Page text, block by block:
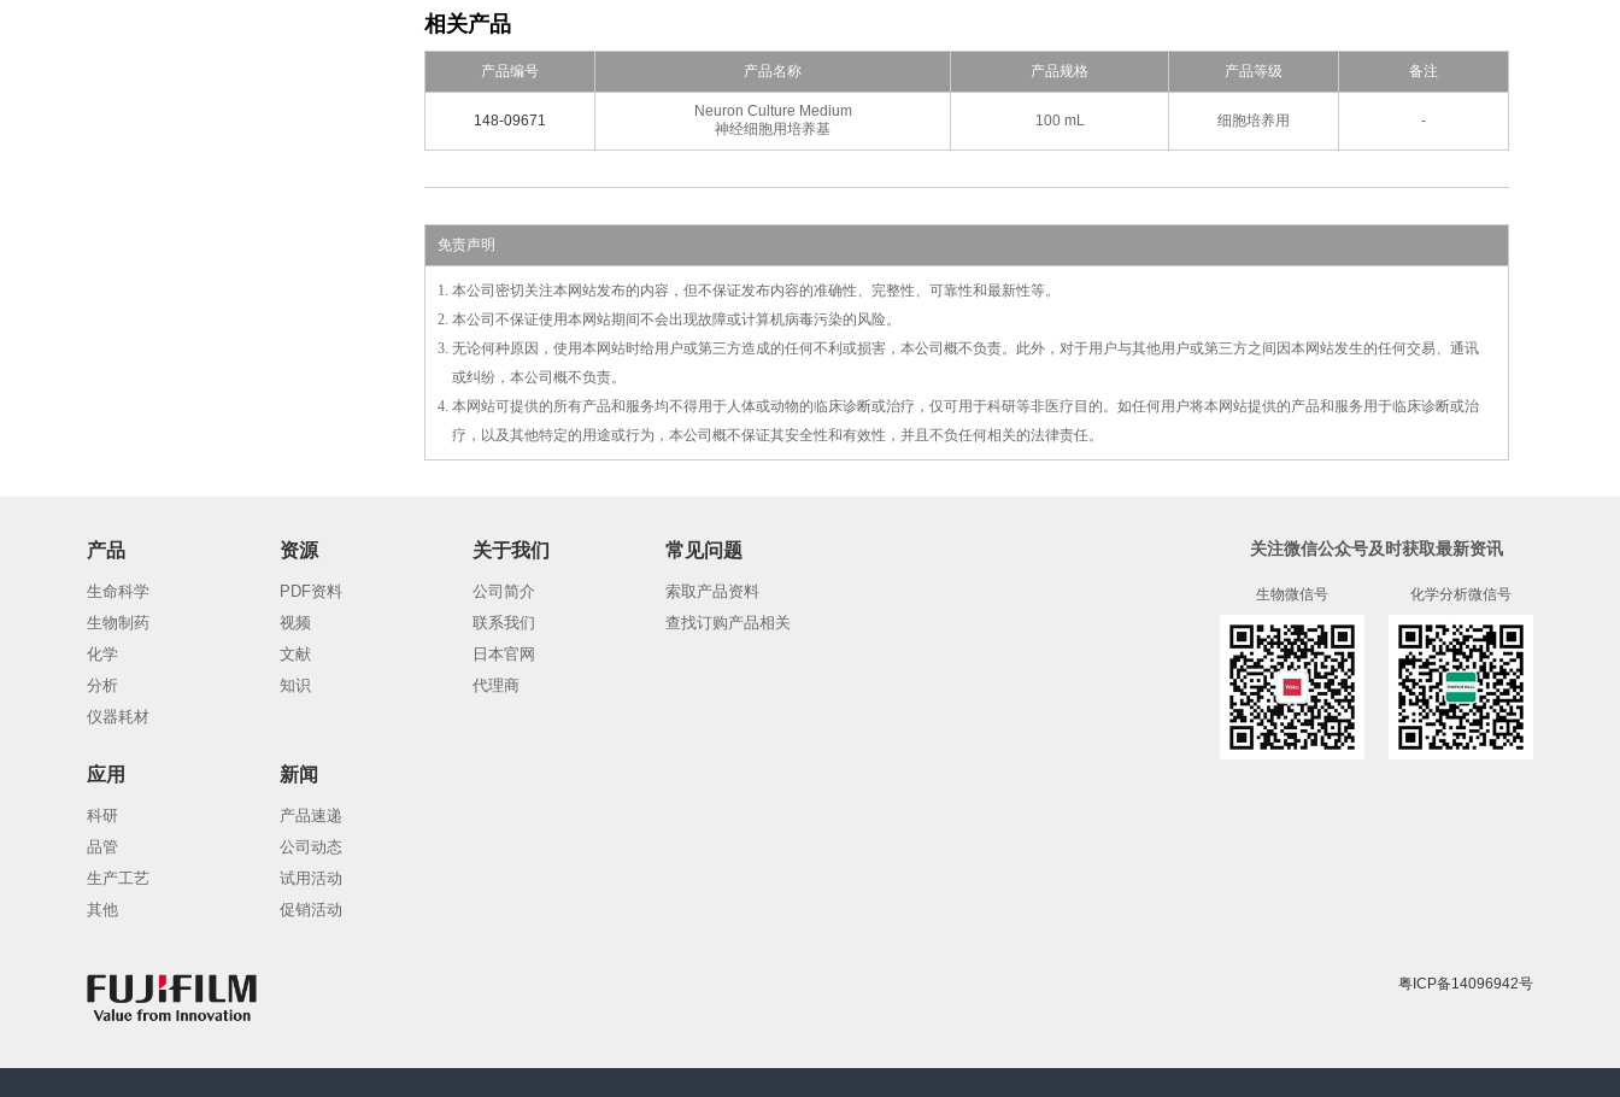
相关产品
产品编号 产品名称 产品规格 产品等级 备注
148-09671
Neuron Culture Medium
神经细胞用培养基
100 mL 细胞培养用 -
免责声明
1. 本公司密切关注本网站发布的内容，但不保证发布内容的准确性、完整性、可靠性和最新性等。
2. 本公司不保证使用本网站期间不会出现故障或计算机病毒污染的风险。
3. 无论何种原因，使用本网站时给用户或第三方造成的任何不利或损害，本公司概不负责。此外，对于用户与其他用户或第三方之间因本网站发生的任何交易、通讯
或纠纷，本公司概不负责。
4. 本网站可提供的所有产品和服务均不得用于人体或动物的临床诊断或治疗，仅可用于科研等非医疗目的。如任何用户将本网站提供的产品和服务用于临床诊断或治
疗，以及其他特定的用途或行为，本公司概不保证其安全性和有效性，并且不负任何相关的法律责任。
产品
生命科学
生物制药
化学
分析
仪器耗材
资源
PDF资料
视频
文献
知识
关于我们
公司简介
联系我们
日本官网
代理商
常见问题
索取产品资料
查找订购产品相关
应用
科研
品管
生产工艺
其他
新闻
产品速递
公司动态
试用活动
促销活动
关注微信公众号及时获取最新资讯
生物微信号 化学分析微信号
粤ICP备14096942号